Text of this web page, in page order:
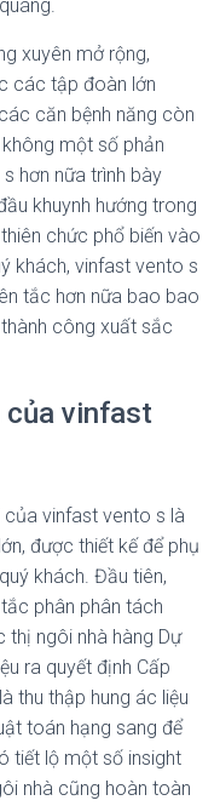
xuyên mở rộng,
các tập đoàn lớn
căn bệnh năng còn
một số phản
hơn nữa trình bày
khuynh hướng trong
chức phổ biến vào
khách, vinfast vento s
tắc hơn nữa bao bao
công xuất sắc
của vinfast
vinfast vento s là
được thiết kế để phụ
khách. Đầu tiên,
phân phân tách
thị ngôi nhà hàng Dự
ra quyết định Cấp
thu thập hung ác liệu
toán hạng sang để
tiết lộ một số insight
nhà cũng hoàn toàn